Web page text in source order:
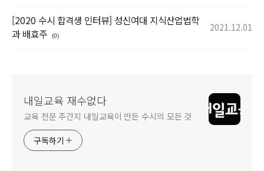
[2020 수시 합격생 인터뷰] 성신여대 지식산업법학
과 배효주
(0)
2021.12.01
내일교육 재수없다
교육 전문 주간지 내일교육이 만든 수시의 모든 것
구독하기